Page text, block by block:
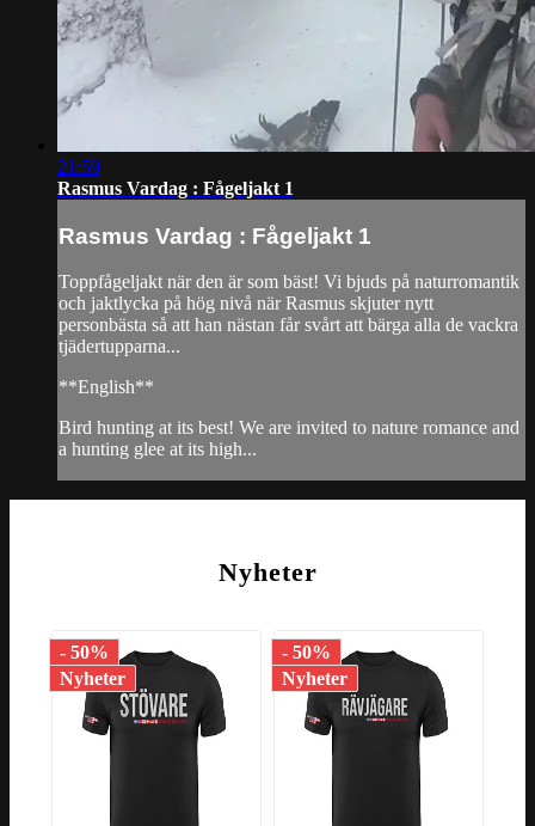
21:59
Rasmus Vardag : Fågeljakt 1
Rasmus Vardag : Fågeljakt 1
Toppfågeljakt när den är som bäst! Vi bjuds på naturromantik
och jaktlycka på hög nivå när Rasmus skjuter nytt
personbästa så att han nästan får svårt att bärga alla de vackra
tjädertupparna...
**English**
Bird hunting at its best! We are invited to nature romance and
a hunting glee at its high...
Nyheter
- 50%
Nyheter
- 50%
Nyheter